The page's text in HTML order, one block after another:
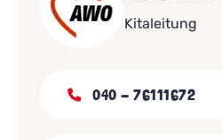
Kitaleitung
040 - 76111672